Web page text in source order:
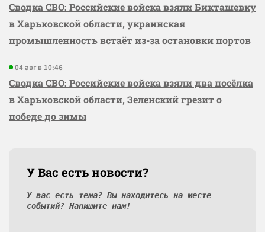
Сводка СВО: Российские войска взяли Бикташевку
в Харьковской области, украинская
промышленность встаёт из-за остановки портов
04 авг в 10:46
Сводка СВО: Российские войска взяли два посёлка
в Харьковской области, Зеленский грезит о
победе до зимы
У Вас есть новости?
У вас есть тема? Вы находитесь на месте
событий? Напишите нам!